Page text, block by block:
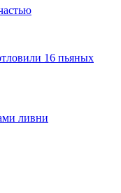
16 пьяных
ливни